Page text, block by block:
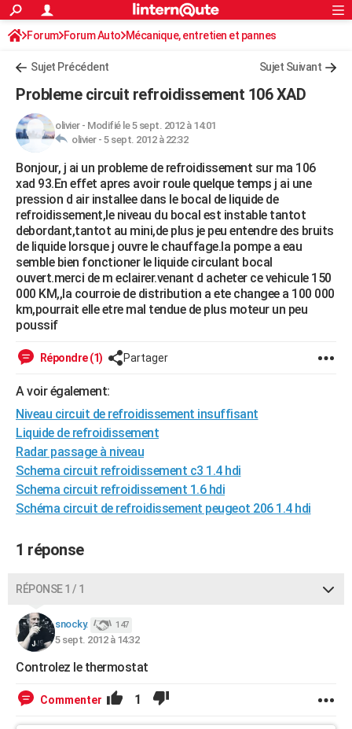
ACTUALITÉS
Politique
Société
Faits Divers
Education
Monde
Villes
+
FINANCE
Retraite
Impôts
Epargne
Immobilier
Risques naturels par ville
Banque
Assurance
Crédit
AUTO
Essais
Réserver un essai
Citadines
Berlines
SUV
Forum auto
+HIGH-TECH
Mobiles
Meilleur smartphone
Internet
Ordinateurs
Jeux vidéo
Guide high-tech
+BRICOLAGE
Forum
Aménagement intérieur
Extérieur
Cuisine
Salle de bains
Jardinage
Rangement
WEEK-END
Guides de France
Escapades
Patrimoine
Expositions
Musées
Week-end nature
LIFESTYLE
Art de vivre
Bien-être
Loisirs
ModeModes de vie
SANTE
Alimentation
Guide de la santé
Maladies
Médicaments
Sommeil
Destinations
City break
Voyage nature
Voyage de noces
Forum
Climat
BONS PLANS
CARTE DE VOEUX
Carte de Noël
Carte Bonne année
Carte Saint-Valentin
Carte Pâques
Carte d'anniversaire
DICTIONNAIRE
COPAINS D'AVANT
S'inscrire
Se connecter
Lycées
Collèges
Primaires
Universités
Entreprises
Service militaire
Avis de recherche
AVIS DE DÉCÈS
FORUM
Bricolage
Lifestyle
Culture
Sport
Auto
Television
Voyage
Cinema
Rechercher
S'inscrire
Connexion
Forum Forum Auto Mécanique, entretien et pannes
Sujet Précédent Sujet Suivant
Probleme circuit refroidissement 106 XAD
olivier- Modifié le 5 sept. 2012 à 14:01
olivier - 5 sept. 2012 à 22:32
Bonjour, j ai un probleme de refroidissement sur ma 106
xad 93.En effet apres avoir roule quelque temps j ai une
pression d air installee dans le bocal de liquide de
refroidissement,le niveau du bocal est instable tantot
debordant,tantot au mini,de plus je peu entendre des bruits
de liquide lorsque j ouvre le chauffage.la pompe a eau
semble bien fonctioner le liquide circulant bocal
ouvert.merci de m eclairer.venant d acheter ce vehicule 150
000 KM,,la courroie de distribution a ete changee a 100 000
km,pourrait elle etre mal tendue de plus moteur un peu
poussif
Répondre (1) Partager
A voir également:
Niveau circuit de refroidissement insuffisant
Liquide de refroidissement
Radar passage à niveau
Schema circuit refroidissement c3 1.4 hdi
Schema circuit refroidissement 1.6 hdi
Schéma circuit de refroidissement peugeot 206 1.4 hdi
1 réponse
RÉPONSE 1 / 1
snocky. 147
5 sept. 2012 à 14:32
Controlez le thermostat
Commenter 1